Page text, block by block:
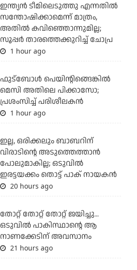
ഇന്ത്യന്‍ ടീമിലെടുത്തു എന്നതില്‍
സന്തോഷിക്കാമെന്ന് മാത്രം,
അതില്‍ കവിഞ്ഞൊന്നുമില്ല;
സൂപ്പര്‍ താരത്തെക്കുറിച്ച് ചോപ്ര
1 hour ago
ഫുട്‌ബോള്‍ പെയിന്റിങ്ങെങ്കില്‍
മെസി അതിലെ പിക്കാസോ;
പ്രശംസിച്ച് പരിശീലകന്‍
1 hour ago
ഇല്ല, ഒരിക്കലും ബാബറിന്
വിരാടിന്റെ അടുത്തെത്താന്‍
പോലുമാകില്ല; ഒടുവില്‍
ഇരട്ടയക്കം തൊട്ട് പാക് നായകന്‍
20 hours ago
തോറ്റ് തോറ്റ് തോറ്റ് ജയിച്ചു...
ഒടുവില്‍ പാകിസ്ഥാന്റെ ആ
നാണക്കേടിന് അവസാനം
21 hours ago